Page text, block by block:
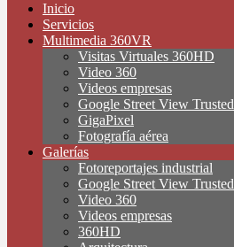
Inicio
Servicios
Multimedia 360VR
Visitas Virtuales 360HD
Video 360
Videos empresas
Google Street View Trusted
GigaPixel
Fotografía aérea
Galerías
Fotoreportajes industrial
Google Street View Trusted
Video 360
Videos empresas
360HD